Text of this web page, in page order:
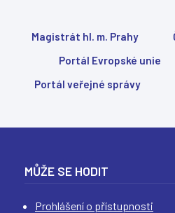
Magistrát hl. m. Prahy
Portál Evropské unie
Portál veřejné správy
MŮŽE SE HODIT
Prohlášení o přístupnosti